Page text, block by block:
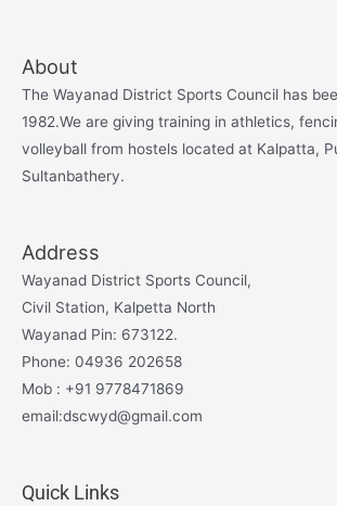
About
The Wayanad District Sports Council has
1982.We are giving training in athletics,
volleyball from hostels located at Kalpatta,
Sultanbathery.
Address
Wayanad District Sports Council,
Civil Station, Kalpetta North
Wayanad Pin: 673122.
Phone: 04936 202658
Mob : +91 9778471869
email:dscwyd@gmail.com
Quick Links